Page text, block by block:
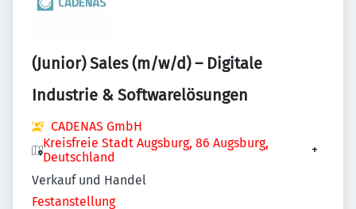
(Junior) Sales (m/w/d) – Digitale
Industrie & Softwarelösungen
CADENAS GmbH
Kreisfreie Stadt Augsburg, 86 Augsburg,
Deutschland
+
Verkauf und Handel
Festanstellung